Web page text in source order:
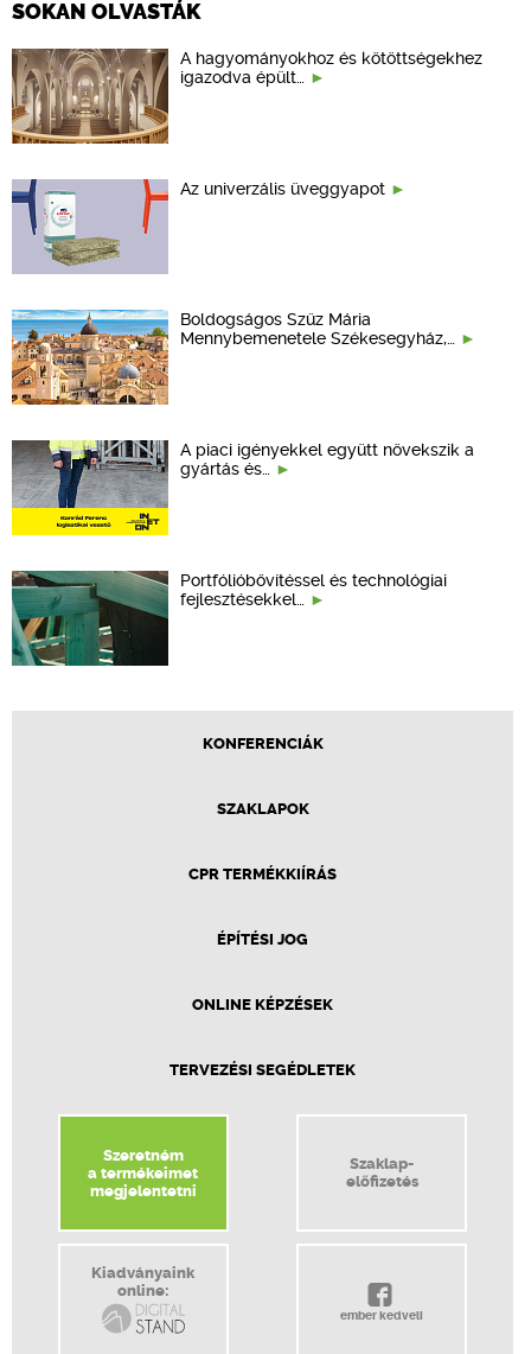
SOKAN OLVASTÁK
A hagyományokhoz és kötöttségekhez
igazodva épült…
Az univerzális üveggyapot
Boldogságos Szűz Mária
Mennybemenetele Székesegyház,…
A piaci igényekkel együtt növekszik a
gyártás és…
Portfólióbővítéssel és technológiai
fejlesztésekkel…
KONFERENCIÁK
SZAKLAPOK
CPR TERMÉKKIÍRÁS
ÉPÍTÉSI JOG
ONLINE KÉPZÉSEK
TERVEZÉSI SEGÉDLETEK
Szeretném
a termékeimet
megjelentetni
Szaklap-
előfizetés
Kiadványaink
online:
ember kedveli